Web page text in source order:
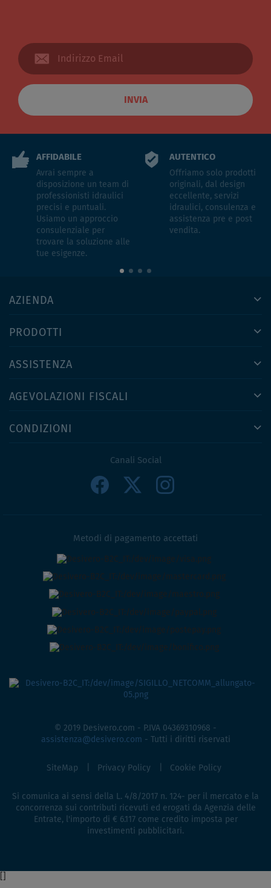
INVIA
AFFIDABILE
Avrai sempre a
disposizione un team di
professionisti idraulici
precisi e puntuali.
Usiamo un approccio
consulenziale per
trovare la soluzione alle
tue esigenze.
AUTENTICO
Offriamo solo prodotti
originali, dal design
eccellente, servizi
idraulici, consulenza e
assistenza pre e post
vendita.
AZIENDA
PRODOTTI
ASSISTENZA
AGEVOLAZIONI FISCALI
CONDIZIONI
Canali Social
Metodi di pagamento accettati
© 2019 Desivero.com - P.IVA 04369310968 -
assistenza@desivero.com - Tutti i diritti riservati
SiteMap Privacy Policy Cookie Policy
Si comunica ai sensi della L. 4/8/2017 n. 124- per il mercato e la
concorrenza sui contributi ricevuti ed erogati da Agenzia delle
Entrate, l'importo di € 6.117 come credito imposta per
investimenti pubblicitari.